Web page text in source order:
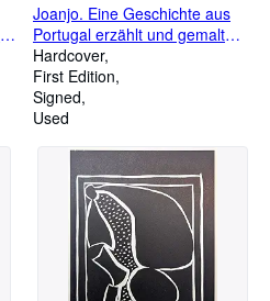
Joanjo. Eine Geschichte aus
Portugal erzählt und gemalt
von Jan Balet; signiert vom
Autor
Hardcover
First Edition
Signed
Used